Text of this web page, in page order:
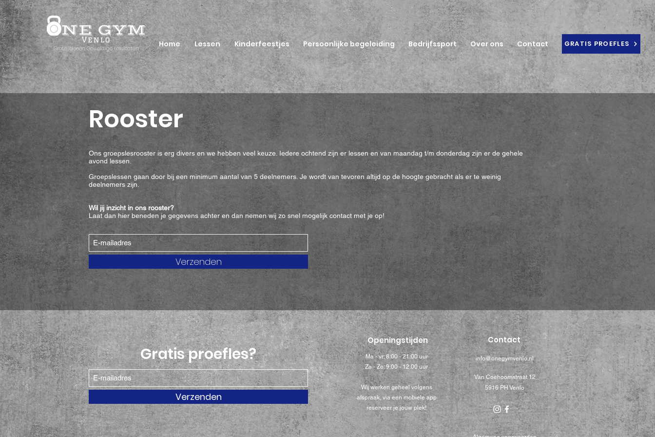
Grote ideeën. Geweldige resultaten. Home Lessen Kinderfeestjes Persoonlijke begeleiding Bedrijfssport Over ons Contact GRATIS PROEFLES
Rooster
Ons groepslesrooster is erg divers en we hebben veel keuze. Iedere ochtend zijn er lessen en van maandag t/m donderdag zijn er de gehele
avond lessen.
Groepslessen gaan door bij een minimum aantal van 5 deelnemers. Je wordt van tevoren altijd op de hoogte gebracht als er te weinig
deelnemers zijn.
Wil jij inzicht in ons rooster?
Laat dan hier beneden je gegevens achter en dan nemen wij zo snel mogelijk contact met je op!
Verzenden
Gratis proefles?
Verzenden
Openingstijden
Ma - vr: 8:00 - 21:00 uur
Za - Zo: 9.00 - 12.00 uur
Wij werken geheel volgens
afspraak, via een mobiele app
reserveer je jouw plek!
Contact
info@onegymvenlo.nl
Van Coehoornstraat 12
5916 PH Venlo